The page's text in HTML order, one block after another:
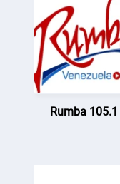
Rumba 105.1